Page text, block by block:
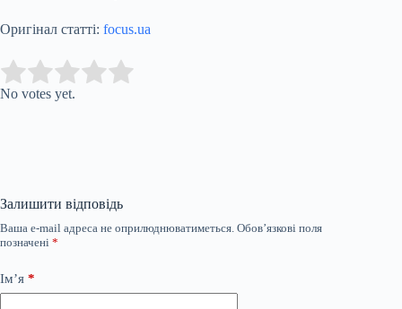
Оригінал статті: focus.ua
Rate this item:
No votes yet.
Залишити відповідь
Ваша e-mail адреса не оприлюднюватиметься. Обов’язкові поля
позначені *
Ім’я *